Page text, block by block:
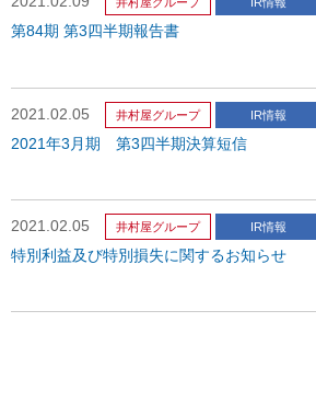
第84期 第3四半期報告書
2021.02.05 井村屋グループ IR情報
2021年3月期 第3四半期決算短信
2021.02.05 井村屋グループ IR情報
特別利益及び特別損失に関するお知らせ